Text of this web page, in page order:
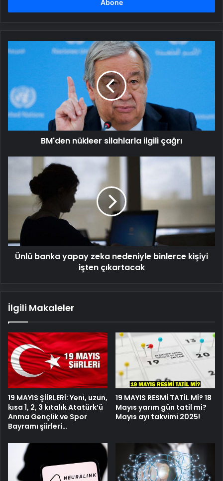
nükleer
çağrı
BM'den nükleer silahlarla ilgili çağrı
zeka
nedeniyle
binlerce
işten
çıkartacak
Ünlü banka yapay zeka nedeniyle binlerce kişiyi
işten çıkartacak
İlgili Makaleler
19 MAYIS ŞİİRLERİ: Yeni, uzun,
kısa 1, 2, 3 kıtalık Atatürk’ü
Anma Gençlik ve Spor
Bayramı şiirleri…
19 MAYIS RESMİ TATİL Mİ? 18
Mayıs yarım gün tatil mi?
Mayıs ayı takvimi 2025!